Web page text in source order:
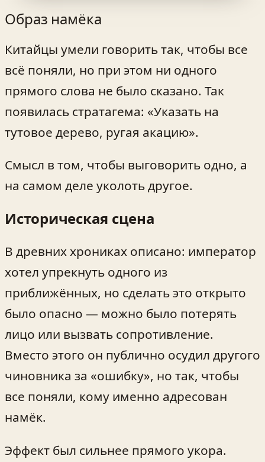
Образ намёка
Китайцы умели говорить так, чтобы все
всё поняли, но при этом ни одного
прямого слова не было сказано. Так
появилась стратагема: «Указать на
тутовое дерево, ругая акацию».
Смысл в том, чтобы выговорить одно, а
на самом деле уколоть другое.
Историческая сцена
В древних хрониках описано: император
хотел упрекнуть одного из
приближённых, но сделать это открыто
было опасно — можно было потерять
лицо или вызвать сопротивление.
Вместо этого он публично осудил другого
чиновника за «ошибку», но так, чтобы
все поняли, кому именно адресован
намёк.
Эффект был сильнее прямого укора.